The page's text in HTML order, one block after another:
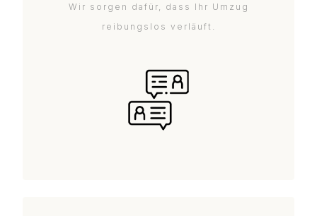
Wir sorgen dafür, dass Ihr Umzug
reibungslos verläuft.